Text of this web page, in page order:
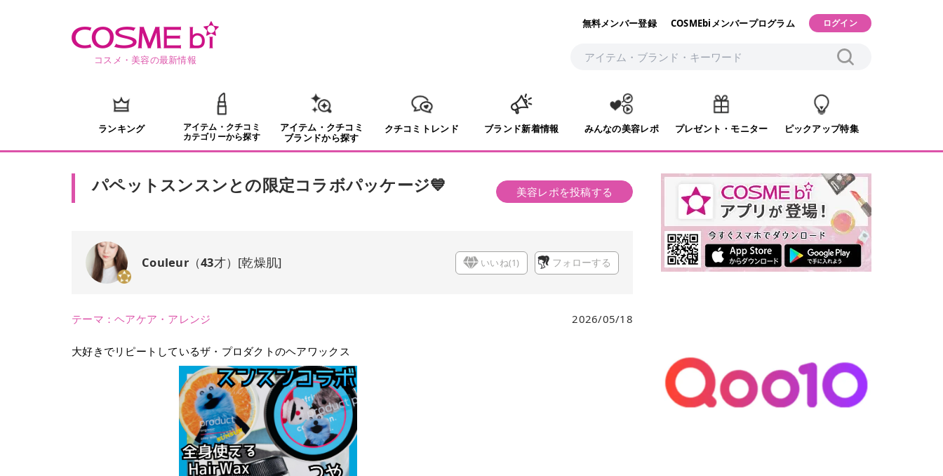
コスメ・美容の最新情報
無料メンバー登録 COSMEbiメンバープログラム ログイン
ランキング
アイテム・クチコミ
カテゴリーから探す
アイテム・クチコミ
ブランドから探す
クチコミトレンド ブランド新着情報 みんなの美容レポ プレゼント・モニター ピックアップ特集
パペットスンスンとの限定コラボパッケージ💙 美容レポを投稿する
Couleur（43才） [乾燥肌] いいね(1) フォローする
テーマ：ヘアケア・アレンジ 2026/05/18
大好きでリピートしているザ・プロダクトのヘアワックス